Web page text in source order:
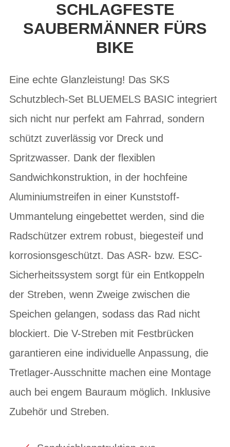
SCHLAGFESTE
SAUBERMÄNNER FÜRS
BIKE
Eine echte Glanzleistung! Das SKS
Schutzblech-Set BLUEMELS BASIC integriert
sich nicht nur perfekt am Fahrrad, sondern
schützt zuverlässig vor Dreck und
Spritzwasser. Dank der flexiblen
Sandwichkonstruktion, in der hochfeine
Aluminiumstreifen in einer Kunststoff-
Ummantelung eingebettet werden, sind die
Radschützer extrem robust, biegesteif und
korrosionsgeschützt. Das ASR- bzw. ESC-
Sicherheitssystem sorgt für ein Entkoppeln
der Streben, wenn Zweige zwischen die
Speichen gelangen, sodass das Rad nicht
blockiert. Die V-Streben mit Festbrücken
garantieren eine individuelle Anpassung, die
Tretlager-Ausschnitte machen eine Montage
auch bei engem Bauraum möglich. Inklusive
Zubehör und Streben.